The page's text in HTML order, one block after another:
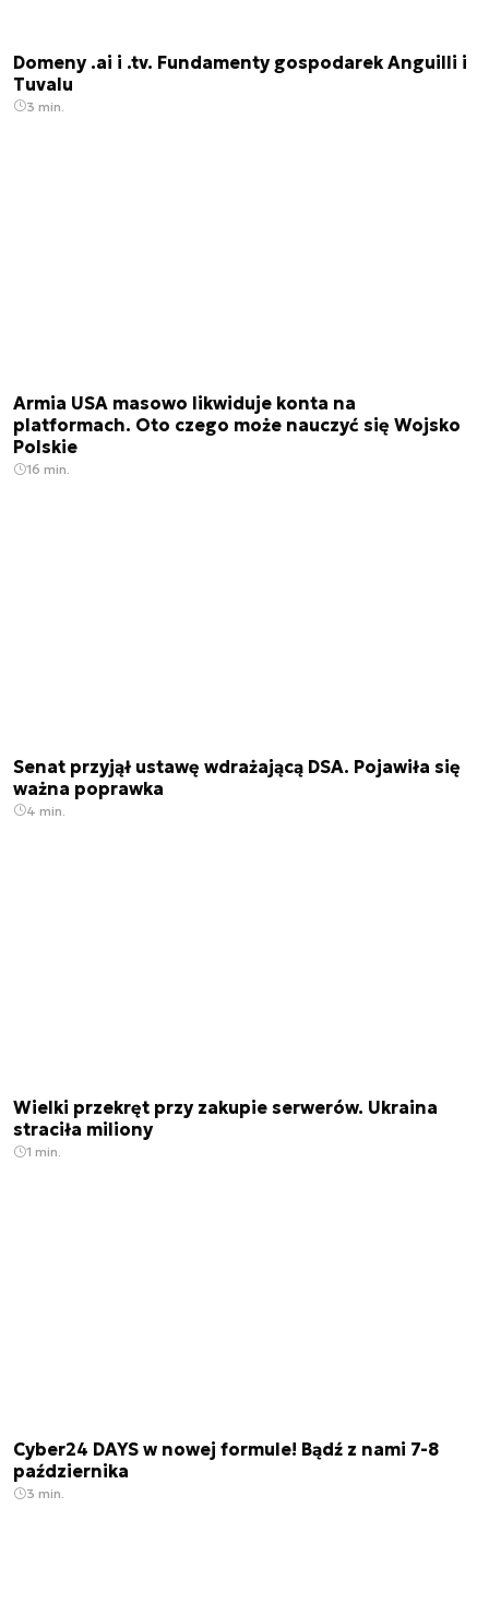
Domeny .ai i .tv. Fundamenty gospodarek Anguilli i
Tuvalu
3 min.
Armia USA masowo likwiduje konta na
platformach. Oto czego może nauczyć się Wojsko
Polskie
16 min.
Senat przyjął ustawę wdrażającą DSA. Pojawiła się
ważna poprawka
4 min.
Wielki przekręt przy zakupie serwerów. Ukraina
straciła miliony
1 min.
Cyber24 DAYS w nowej formule! Bądź z nami 7-8
października
3 min.